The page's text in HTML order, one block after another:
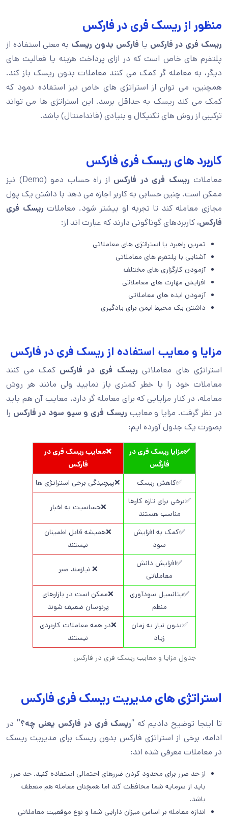
منظور از ریسک فری در فارکس
ریسک فری در فارکس یا فارکس بدون ریسک به معنی استفاده از
پلتفرم های خاص است که در ازای پرداخت هزینه یا فعالیت های
دیگر، به معامله گر کمک می کنند معاملات بدون ریسک باز کند.
همچنین، می توان از استراتژی های خاص نیز استفاده نمود که
کمک می کند ریسک به حداقل برسد. این استراتژی ها می تواند
ترکیبی از روش های تکنیکال و بنیادی (فاندامنتال) باشد.
کاربرد های ریسک فری فارکس
معاملات ریسک فری در فارکس
از راه حساب دمو (Demo) نیز
ممکن است. چنین حسابی به کاربر اجازه می دهد با داشتن یک پول
مجازی معامله کند تا تجربه او بیشتر شود. معاملاتریسک فری
فارکس، کاربردهای گوناگونی دارند که عبارت اند از:
تمرین راهبرد یا استراتژی های معاملاتی
آشنایی با پلتفرم های معاملاتی
آزمودن کارگزاری های مختلف
افزایش مهارت های معاملاتی
آزمودن ایده های معاملاتی
داشتن یک محیط ایمن برای یادگیری
مزایا و معایب استفاده از ریسک فری در فارکس
استراتژی های معاملاتیریسک فری در فارکس کمک می کنند
معاملات خود را با خطر کمتری باز نمایید ولی مانند هر روش
معامله، در کنار مزایایی که برای معامله گر دارد، معایب آن هم باید
در نظر گرفت. مزایا و معایب ریسک فری و سیو سود در فارکس را
بصورت یک جدول آورده ایم:
جدول مزایا و معایب ریسک فری در فارکس
✅مزایا ریسک فری در
فارگس
❌معایب ریسک فری در
فارکس
✅کاهش ریسک
❌پیچیدگی برخی استراتژی ها
✅برخی برای تازه کارها
مناسب هستند
❌حساسیت به اخبار
✅کمک به افزایش
سود
❌همیشه قابل اطمینان
نیستند
✅افزایش دانش
معاملاتی
❌ نیازمند صبر
✅پتانسیل سودآوری
منظم
❌ممکن است در بازارهای
پرنوسان ضعیف شوند
✅بدون نیاز به زمان
زیاد
❌در همه معاملات کاربردی
نیستند
استراتژی های مدیریت ریسک فری فارکس
تا اینجا توضیح دادیم که “ریسک فری در فارکس یعنی چه؟” در
ادامه، برخی از استراتژی فارکس بدون ریسک برای مدیریت ریسک
در معاملات معرفی شده اند:
از حد ضرر برای محدود کردن ضررهای احتمالی استفاده کنید. حد ضرر
باید از سرمایه شما محافظت کند اما همچنان معامله هم منعطف
باشد.
اندازه معامله بر اساس میزان دارایی شما و نوع موقعیت معاملاتی